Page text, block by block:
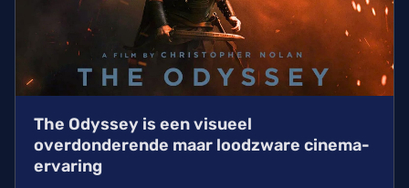
The Odyssey is een visueel
overdonderende maar loodzware cinema-
ervaring